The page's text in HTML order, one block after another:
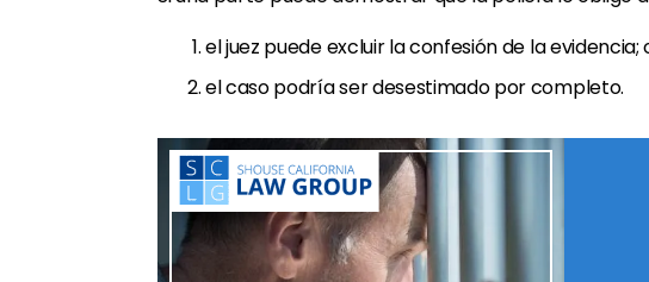
el juez puede excluir la confesión de la evidencia;
el caso podría ser desestimado por completo.